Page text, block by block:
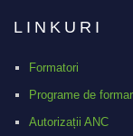
LINKURI
Formatori
Programe de
Autorizații ANC